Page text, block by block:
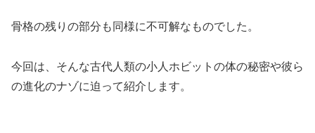
骨格の残りの部分も同様に不可解なものでした。
今回は、そんな古代人類の小人ホビットの体の秘密や彼ら
の進化のナゾに迫って紹介します。